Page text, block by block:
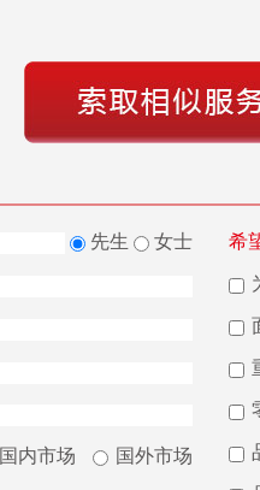
先生 女士
国内市场 国外市场
希